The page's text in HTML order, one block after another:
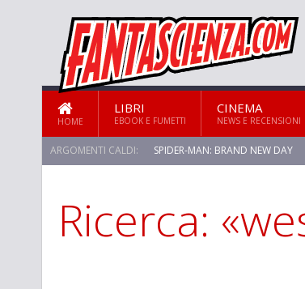
HOME
LIBRI
EBOOK E FUMETTI
CINEMA
NEWS E RECENSIONI
ARGOMENTI CALDI: SPIDER-MAN: BRAND NEW DAY
STAR TREK: STRANGE NEW WORLDS
Ricerca: